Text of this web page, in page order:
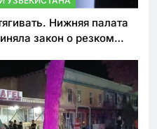
Нижняя палата
закон о резком